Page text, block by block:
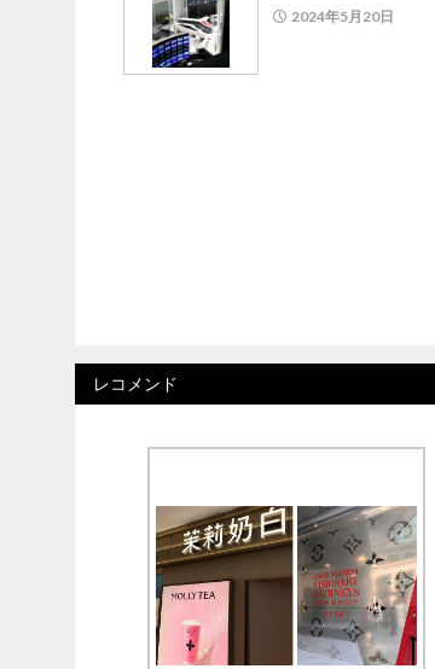
2024年5月20日
レコメンド